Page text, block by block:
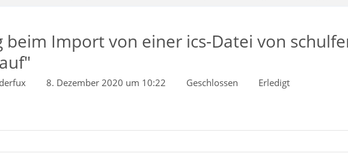
beim Import von einer ics-Datei von
8. Dezember 2020 um 10:22 Geschlossen Erledigt